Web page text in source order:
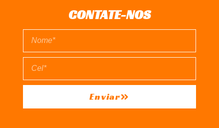
CONTATE-NOS
Enviar